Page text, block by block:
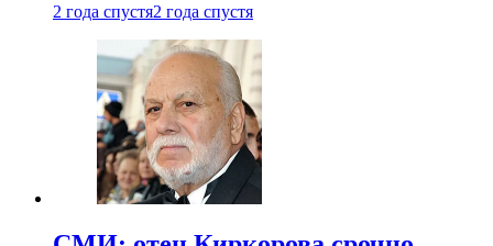
2 года спустя2 года спустя